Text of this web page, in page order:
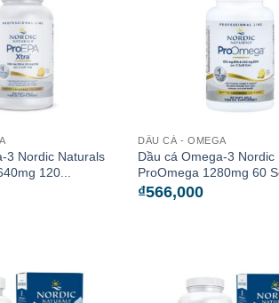
3 Nordic Naturals
120...
DẦU CÁ - OMEGA
Dầu cá Omega-3 Nordic
ProOmega 1280mg 60
₫566,000